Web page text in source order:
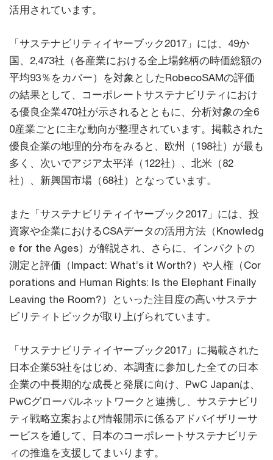
活用されています。
「サステナビリティイヤーブック2017」には、49か
国、2,473社（各産業における全上場銘柄の時価総額の
平均93％をカバー）を対象としたRobecoSAMの評価
の結果として、コーポレートサステナビリティにおけ
る優良企業470社が示されるとともに、分析対象の全6
0産業ごとに主な動向が整理されています。掲載された
優良企業の地理的分布をみると、欧州（198社）が最も
多く、次いでアジア太平洋（122社）、北米（82
社）、新興国市場（68社）となっています。
また「サステナビリティイヤーブック2017」には、投
資家や企業におけるCSAデータの活用方法（Knowledg
e for the Ages）が解説され、さらに、インパクトの
測定と評価（Impact: What’s it Worth?）や人権（Cor
porations and Human Rights: Is the Elephant Finally
Leaving the Room?）といった注目度の高いサステナ
ビリティトピックが取り上げられています。
「サステナビリティイヤーブック2017」に掲載された
日本企業53社をはじめ、本調査に参加した全ての日本
企業の中長期的な成長と発展に向け、PwC Japanは、
PwCグローバルネットワークと連携し、サステナビリ
ティ戦略立案および情報開示に係るアドバイザリーサ
ービスを通して、日本のコーポレートサステナビリテ
ィの推進を支援してまいります。